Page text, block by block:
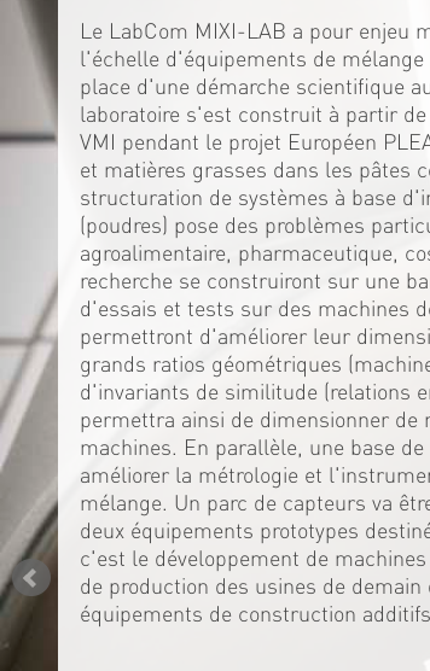
Le LabCom MIXI-LAB a pour enjeu
l'échelle d'équipements de
place d'une démarche scientifique
laboratoire s'est construit à partir
VMI pendant le projet Européen
et matières grasses dans les pâtes
structuration de systèmes à base
(poudres) pose des problèmes
agroalimentaire, pharmaceutique,
recherche se construiront sur une
d'essais et tests sur des machines
permettront d'améliorer leur
grands ratios géométriques
d'invariants de similitude (relations
permettra ainsi de dimensionner de
machines. En parallèle, une base
améliorer la métrologie et
mélange. Un parc de capteurs va
deux équipements prototypes
c'est le développement de
de production des usines de
équipements de construction